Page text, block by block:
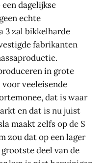
dagelijkse
echte
3 zal bikkelharde
fabrikanten
in grote
veeleisende
dat is waar
en dat is nu juist
maakt zelfs op de S
zou dat op een lager
deel van de